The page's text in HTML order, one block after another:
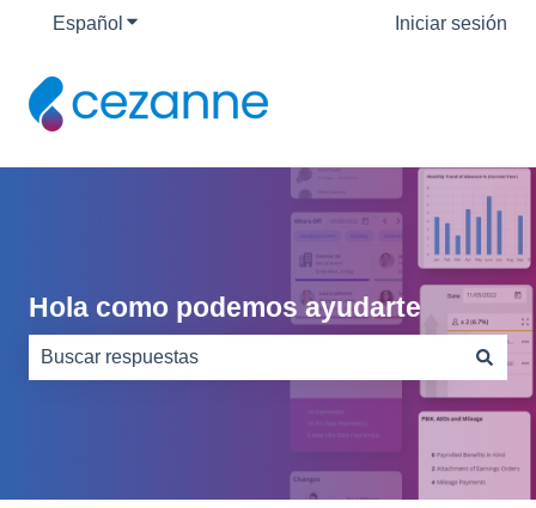
Español Traducciones de Mostrar submenú deIniciar sesión
Hola como podemos ayudarte
No hay sugerencias porque el campo de búsqueda